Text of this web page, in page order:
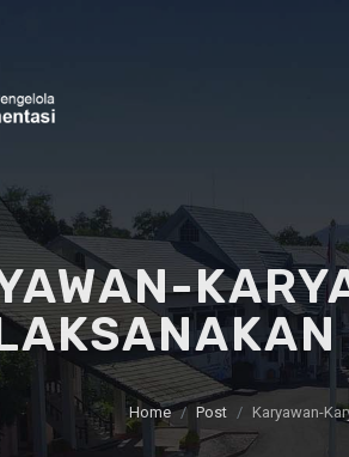
Home Post Karyawan-